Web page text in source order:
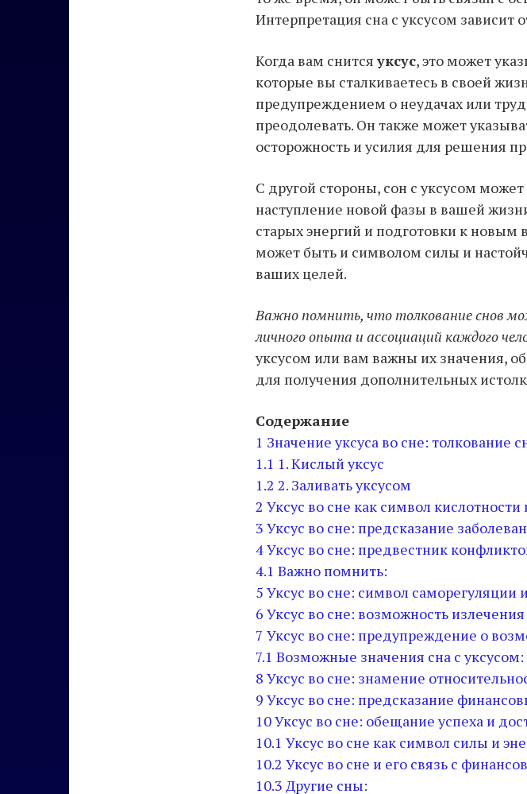
Интерпретация сна с уксусом зависит
Когда вам снитсяуксус, это может
которые вы сталкиваетесь в своей
предупреждением о неудачах или
преодолевать. Он также может
осторожность и усилия для решения
С другой стороны, сон с уксусом
наступление новой фазы в вашей
старых энергий и подготовки к
может быть и символом силы и
ваших целей.
Важно помнить, что толкование снов
личного опыта и ассоциаций каждого
уксусом или вам важны их значения,
для получения дополнительных
Содержание
1 Значение уксуса во сне: толкование
1.1 1. Кислый уксус
1.2 2. Заливать уксусом
2 Уксус во сне как символ
3 Уксус во сне: предсказание
4Уксус во сне: предвестник
4.1 Важно помнить:
5 Уксус во сне: символ саморегуляции
6 Уксус во сне: возможность
7 Уксус во сне: предупреждение о
7.1 Возможные значения сна с уксусом:
8 Уксус во сне: знамение
9 Уксус во сне: предсказание
10Уксус во сне: обещание успеха и
10.1 Уксус во сне как символ силы и
10.2 Уксус во сне и его связь с
10.3 Другие сны: